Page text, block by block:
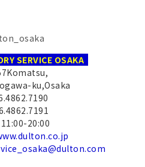
SERVICE OSAKA
ku,Osaka
20:00